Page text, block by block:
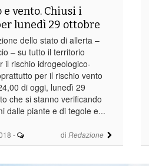
- di Redazione
vento. Chiusi i
lunedì 29 ottobre
dello stato di allerta –
– su tutto il territorio
il rischio idrogeologico-
per il rischio vento
di oggi, lunedì 29
che si stanno verificando
dalle piante e di tegole e...